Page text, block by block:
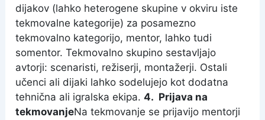
dijakov (lahko heterogene skupine v okviru iste
tekmovalne kategorije) za posamezno
tekmovalno kategorijo, mentor, lahko tudi
somentor. Tekmovalno skupino sestavljajo
avtorji: scenaristi, režiserji, montažerji. Ostali
učenci ali dijaki lahko sodelujejo kot dodatna
tehnična ali igralska ekipa.4. Prijava na
tekmovanjeNa tekmovanje se prijavijo mentorji